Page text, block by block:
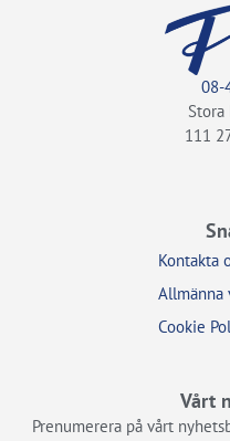
08-
Stora
111
Kontakta
Allmänna
Cookie
Vårt
Prenumerera på vårt